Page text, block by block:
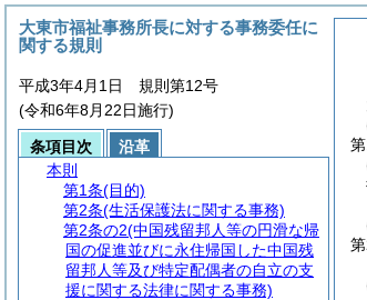
大東市福祉事務所長に対する事務委任に
関する規則
平成3年4月1日 規則第12号
(令和6年8月22日施行)
条項目次
沿革
本則
第1条(目的)
第2条(生活保護法に関する事務)
第2条の2(中国残留邦人等の円滑な帰
国の促進並びに永住帰国した中国残
留邦人等及び特定配偶者の自立の支
援に関する法律に関する事務)